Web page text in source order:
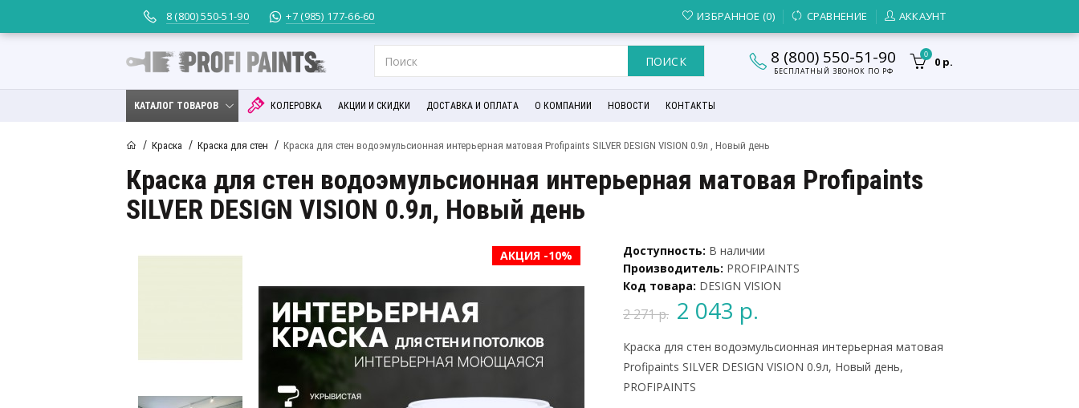
8 (800) 550-51-90 +7 (985) 177-66-60 ИЗБРАННОЕ (0) СРАВНЕНИЕ АККАУНТ
ПОИСК 8 (800) 550-51-90
БЕСПЛАТНЫЙ ЗВОНОК ПО РФ
0 0 р.
КАТАЛОГ ТОВАРОВ КОЛЕРОВКА АКЦИИ И СКИДКИ ДОСТАВКА И ОПЛАТА О КОМПАНИИ НОВОСТИ КОНТАКТЫ
Краска Краска для стен Краска для стен водоэмульсионная интерьерная матовая Profipaints SILVER DESIGN VISION 0.9л , Новый день
Краска для стен водоэмульсионная интерьерная матовая Profipaints
SILVER DESIGN VISION 0.9л, Новый день
АКЦИЯ -10% Доступность: В наличии
Производитель: PROFIPAINTS
Код товара: DESIGN VISION
2 271 р. 2 043 р.
Краска для стен водоэмульсионная интерьерная матовая
Profipaints SILVER DESIGN VISION 0.9л, Новый день,
PROFIPAINTS